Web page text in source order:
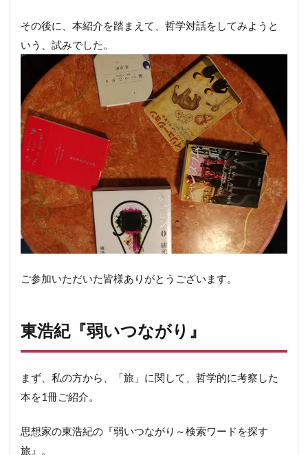
その後に、本紹介を踏まえて、哲学対話をしてみようと
いう、試みでした。
ご参加いただいた皆様ありがとうございます。
東浩紀『弱いつながり』
まず、私の方から、「旅」に関して、哲学的に考察した
本を1冊ご紹介。
思想家の東浩紀の『弱いつながり～検索ワードを探す
旅』。